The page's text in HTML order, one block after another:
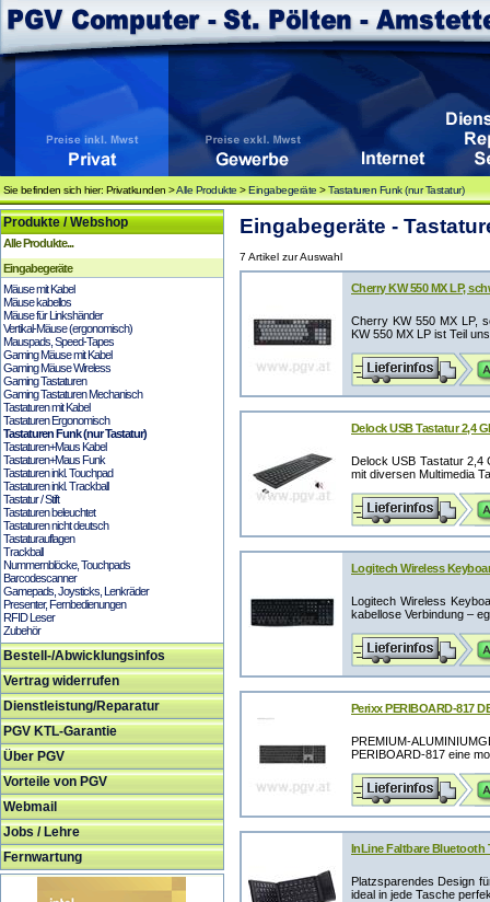
Sie befinden sich hier: Privatkunden >Alle Produkte >Eingabegeräte >Tastaturen Funk (nur Tastatur)
Produkte / Webshop
Alle Produkte...
Eingabegeräte
Mäuse mit Kabel
Mäuse kabellos
Mäuse für Linkshänder
Vertikal-Mäuse (ergonomisch)
Mauspads, Speed-Tapes
Gaming Mäuse mit Kabel
Gaming Mäuse Wireless
Gaming Tastaturen
Gaming Tastaturen Mechanisch
Tastaturen mit Kabel
Tastaturen Ergonomisch
Tastaturen Funk (nur Tastatur)
Tastaturen+Maus Kabel
Tastaturen+Maus Funk
Tastaturen inkl. Touchpad
Tastaturen inkl. Trackball
Tastatur / Stift
Tastaturen beleuchtet
Tastaturen nicht deutsch
Tastaturauflagen
Trackball
Nummernblöcke, Touchpads
Barcodescanner
Gamepads, Joysticks, Lenkräder
Presenter, Fernbedienungen
RFID Leser
Zubehör
Bestell-/Abwicklungsinfos
Vertrag widerrufen
Dienstleistung/Reparatur
PGV KTL-Garantie
Über PGV
Vorteile von PGV
Webmail
Jobs / Lehre
Fernwartung
Eingabegeräte -
7 Artikel zur Auswahl
Cherry KW 550 MX LP,
Cherry KW 550 MX LP,
KW 550 MX LP ist Teil
Delock USB Tastatur 2,4
Delock USB Tastatur 2,4
mit diversen Multimedia
Logitech Wireless
Logitech Wireless
kabellose Verbindung –
Perixx PERIBOARD-817
PREMIUM-
PERIBOARD-817 eine
InLine Faltbare Bluetooth
Platzsparendes Design
ideal in jede Tasche